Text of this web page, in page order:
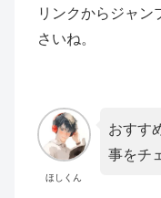
リンクからジャ
さいね。
ほしくん
おすす
事をチ